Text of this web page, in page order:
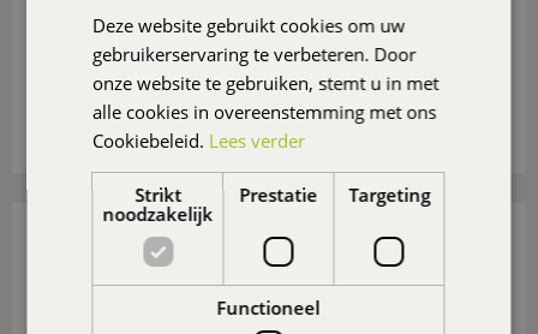
Hoe houd je je kamerplanten mooi als je op vakantie
? Wij geven tips!
Lees meer...
VAKANTIETIPS (MET KIDS) IN EIGEN TUIN
4 augustus 2026
Deze website gebruikt cookies om uw
gebruikerservaring te verbeteren. Door
onze website te gebruiken, stemt u in met
alle cookies in overeenstemming met ons
Cookiebeleid. Lees verder
Strikt
noodzakelijk
Prestatie Targeting
Functioneel